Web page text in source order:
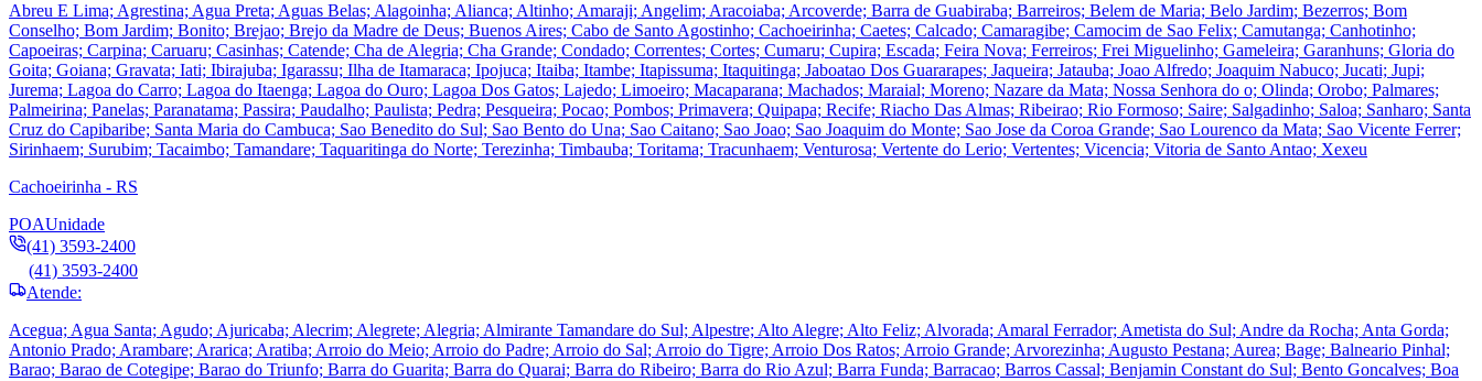
Abreu E Lima; Agrestina; Agua Preta; Aguas Belas; Alagoinha; Alianca; Altinho; Amaraji; Angelim; Aracoiaba; Arcoverde; Barra de Guabiraba; Barreiros; Belem de Maria; Belo Jardim; Bezerros; Bom
Conselho; Bom Jardim; Bonito; Brejao; Brejo da Madre de Deus; Buenos Aires; Cabo de Santo Agostinho; Cachoeirinha; Caetes; Calcado; Camaragibe; Camocim de Sao Felix; Camutanga; Canhotinho;
Capoeiras; Carpina; Caruaru; Casinhas; Catende; Cha de Alegria; Cha Grande; Condado; Correntes; Cortes; Cumaru; Cupira; Escada; Feira Nova; Ferreiros; Frei Miguelinho; Gameleira; Garanhuns; Gloria do
Goita; Goiana; Gravata; Iati; Ibirajuba; Igarassu; Ilha de Itamaraca; Ipojuca; Itaiba; Itambe; Itapissuma; Itaquitinga; Jaboatao Dos Guararapes; Jaqueira; Jatauba; Joao Alfredo; Joaquim Nabuco; Jucati; Jupi;
Jurema; Lagoa do Carro; Lagoa do Itaenga; Lagoa do Ouro; Lagoa Dos Gatos; Lajedo; Limoeiro; Macaparana; Machados; Maraial; Moreno; Nazare da Mata; Nossa Senhora do o; Olinda; Orobo; Palmares;
Palmeirina; Panelas; Paranatama; Passira; Paudalho; Paulista; Pedra; Pesqueira; Pocao; Pombos; Primavera; Quipapa; Recife; Riacho Das Almas; Ribeirao; Rio Formoso; Saire; Salgadinho; Saloa; Sanharo; Santa
Cruz do Capibaribe; Santa Maria do Cambuca; Sao Benedito do Sul; Sao Bento do Una; Sao Caitano; Sao Joao; Sao Joaquim do Monte; Sao Jose da Coroa Grande; Sao Lourenco da Mata; Sao Vicente Ferrer;
Sirinhaem; Surubim; Tacaimbo; Tamandare; Taquaritinga do Norte; Terezinha; Timbauba; Toritama; Tracunhaem; Venturosa; Vertente do Lerio; Vertentes; Vicencia; Vitoria de Santo Antao; Xexeu
Cachoeirinha - RS
POAUnidade
(41) 3593-2400
(41) 3593-2400
Atende:
Acegua; Agua Santa; Agudo; Ajuricaba; Alecrim; Alegrete; Alegria; Almirante Tamandare do Sul; Alpestre; Alto Alegre; Alto Feliz; Alvorada; Amaral Ferrador; Ametista do Sul; Andre da Rocha; Anta Gorda;
Antonio Prado; Arambare; Ararica; Aratiba; Arroio do Meio; Arroio do Padre; Arroio do Sal; Arroio do Tigre; Arroio Dos Ratos; Arroio Grande; Arvorezinha; Augusto Pestana; Aurea; Bage; Balneario Pinhal;
Barao; Barao de Cotegipe; Barao do Triunfo; Barra do Guarita; Barra do Quarai; Barra do Ribeiro; Barra do Rio Azul; Barra Funda; Barracao; Barros Cassal; Benjamin Constant do Sul; Bento Goncalves; Boa